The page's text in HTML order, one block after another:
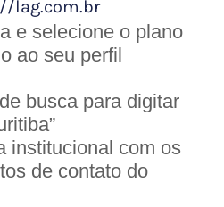
lag.com.br
e selecione o plano
ao seu perfil
busca para digitar
institucional com os
de contato do